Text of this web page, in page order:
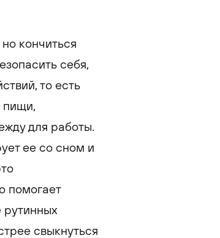
кончиться
себя,
то есть
пищи,
для работы.
ее со сном и
помогает
рутинных
свыкнуться